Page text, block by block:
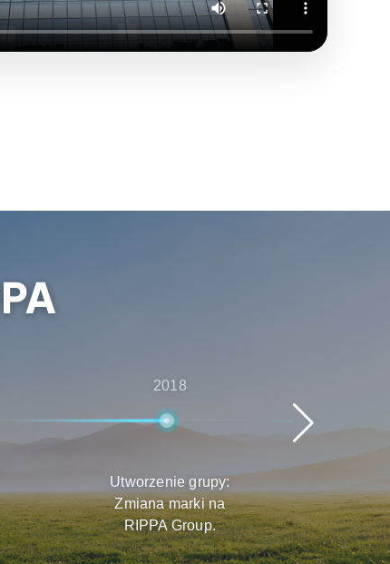
2018
Utworzenie grupy:
Zmiana marki na
RIPPA Group.